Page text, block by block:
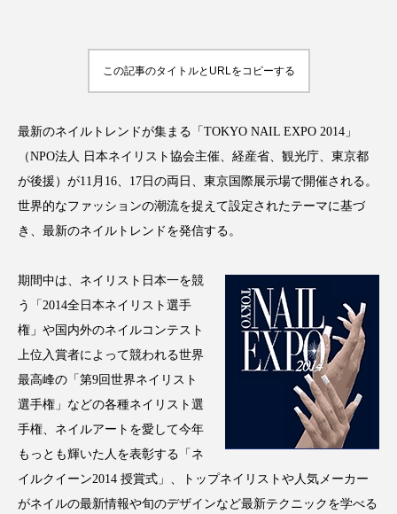
アンチエイジング アンチソリチュード
インタビュー インナービューティー 冷え
インナービューティーアワード2025受賞商品
エイジングケア
エクソソーム オーガニック オゾン
カウンセラー カウンセリング
カカイオイル ガジェット キーワード
クルエルティフリー クレンジング
クローズアップ ケーススタディ
この記事のタイトルとURLをコピーする
最新のネイルトレンドが集まる「TOKYO NAIL EXPO 2014」
（NPO法人 日本ネイリスト協会主催、経産省、観光庁、東京都
が後援）が11月16、17日の両日、東京国際展示場で開催される。
世界的なファッションの潮流を捉えて設定されたテーマに基づ
き、最新のネイルトレンドを発信する。
期間中は、ネイリスト日本一を競
う「2014全日本ネイリスト選手
権」や国内外のネイルコンテスト
上位入賞者によって競われる世界
最高峰の「第9回世界ネイリスト
選手権」などの各種ネイリスト選
手権、ネイルアートを愛して今年
もっとも輝いた人を表彰する「ネ
イルクイーン2014 授賞式」、トップネイリストや人気メーカー
がネイルの最新情報や旬のデザインなど最新テクニックを学べる